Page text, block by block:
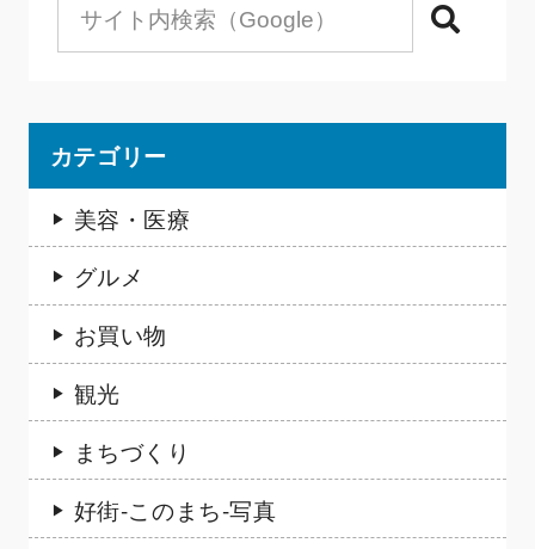
検索
カテゴリー
美容・医療
グルメ
お買い物
観光
まちづくり
好街-このまち-写真